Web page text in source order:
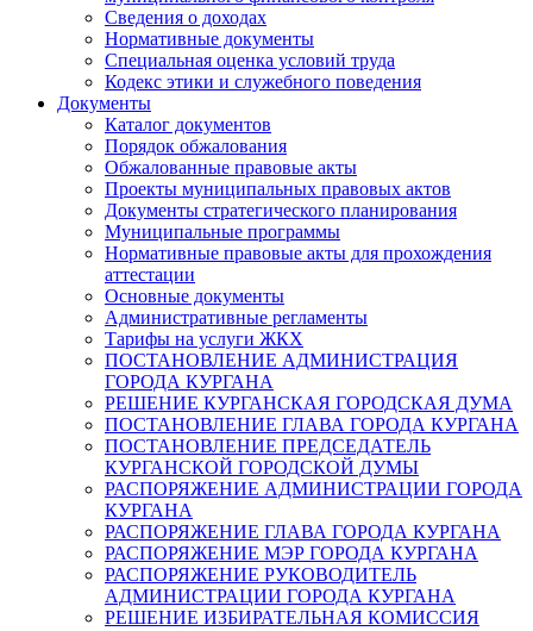
Сведения о доходах
Нормативные документы
Специальная оценка условий труда
Кодекс этики и служебного поведения
Документы
Каталог документов
Порядок обжалования
Обжалованные правовые акты
Проекты муниципальных правовых актов
Документы стратегического планирования
Муниципальные программы
Нормативные правовые акты для прохождения
аттестации
Основные документы
Административные регламенты
Тарифы на услуги ЖКХ
ПОСТАНОВЛЕНИЕ АДМИНИСТРАЦИЯ
ГОРОДА КУРГАНА
РЕШЕНИЕ КУРГАНСКАЯ ГОРОДСКАЯ ДУМА
ПОСТАНОВЛЕНИЕ ГЛАВА ГОРОДА КУРГАНА
ПОСТАНОВЛЕНИЕ ПРЕДСЕДАТЕЛЬ
КУРГАНСКОЙ ГОРОДСКОЙ ДУМЫ
РАСПОРЯЖЕНИЕ АДМИНИСТРАЦИИ ГОРОДА
КУРГАНА
РАСПОРЯЖЕНИЕ ГЛАВА ГОРОДА КУРГАНА
РАСПОРЯЖЕНИЕ МЭР ГОРОДА КУРГАНА
РАСПОРЯЖЕНИЕ РУКОВОДИТЕЛЬ
АДМИНИСТРАЦИИ ГОРОДА КУРГАНА
РЕШЕНИЕ ИЗБИРАТЕЛЬНАЯ КОМИССИЯ